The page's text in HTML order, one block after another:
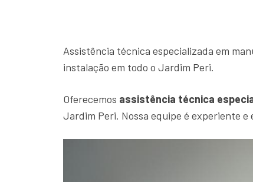
Assistência técnica especializada em
instalação em todo o Jardim Peri.
Oferecemos assistência técnica
Jardim Peri. Nossa equipe é experiente